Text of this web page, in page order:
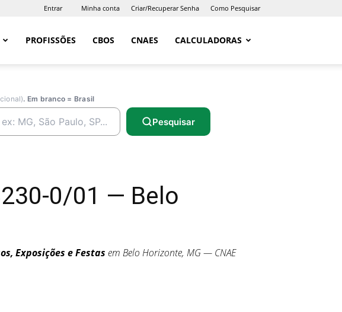
Entrar Minha conta Criar/Recuperar Senha Como Pesquisar
PROFISSÕES CBOS CNAES CALCULADORAS
. Em branco = Brasil
Pesquisar
0/01 — Belo
Exposições e Festas em Belo Horizonte, MG — CNAE